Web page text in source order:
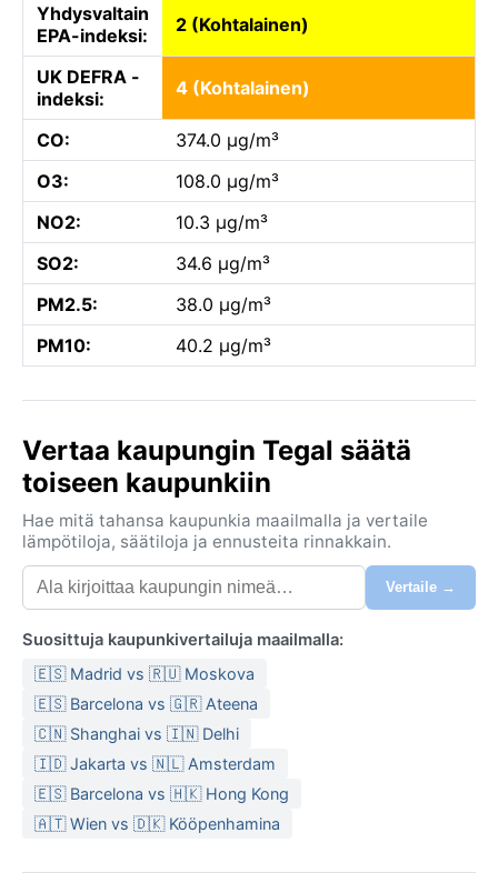
Yhdysvaltain
EPA-indeksi:
2 (Kohtalainen)
UK DEFRA -
indeksi:
4 (Kohtalainen)
CO:
374.0 µg/m³
O3:
108.0 µg/m³
NO2:
10.3 µg/m³
SO2:
34.6 µg/m³
PM2.5:
38.0 µg/m³
PM10:
40.2 µg/m³
Vertaa kaupungin Tegal säätä
toiseen kaupunkiin
Hae mitä tahansa kaupunkia maailmalla ja vertaile
lämpötiloja, säätiloja ja ennusteita rinnakkain.
Vertaile →
Suosittuja kaupunkivertailuja maailmalla:
🇪🇸 Madrid vs 🇷🇺 Moskova
🇪🇸 Barcelona vs 🇬🇷 Ateena
🇨🇳 Shanghai vs 🇮🇳 Delhi
🇮🇩 Jakarta vs 🇳🇱 Amsterdam
🇪🇸 Barcelona vs 🇭🇰 Hong Kong
🇦🇹 Wien vs 🇩🇰 Kööpenhamina